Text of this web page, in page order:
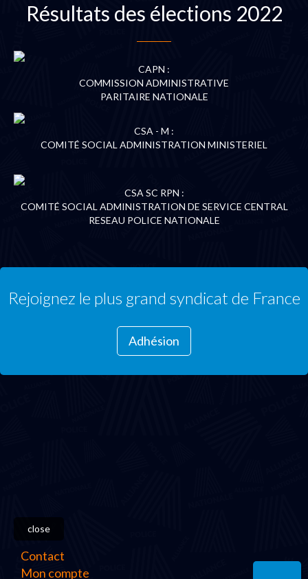
Résultats des élections 2022
CAPN :
COMMISSION ADMINISTRATIVE
PARITAIRE NATIONALE
CSA - M :
COMITÉ SOCIAL ADMINISTRATION MINISTERIEL
CSA SC RPN :
COMITÉ SOCIAL ADMINISTRATION DE SERVICE CENTRAL
RESEAU POLICE NATIONALE
Rejoignez le plus grand syndicat de France
Adhésion
close
Contact
Mon compte